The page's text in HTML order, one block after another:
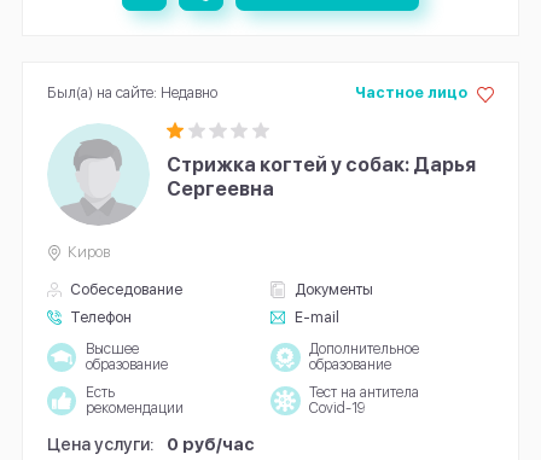
Стрижка когтей у собак: Дарья
Сергеевна
Собеседование
Документы
Телефон
E-mail
Частное лицо
Киров
Высшее
образование
Дополнительное
образование
Есть
рекомендации
Тест на антитела
Covid-19
Цена услуги: 0 руб/час
Был(а) на сайте: Недавно